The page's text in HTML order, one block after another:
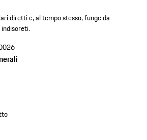
diretti e, al tempo stesso, funge da